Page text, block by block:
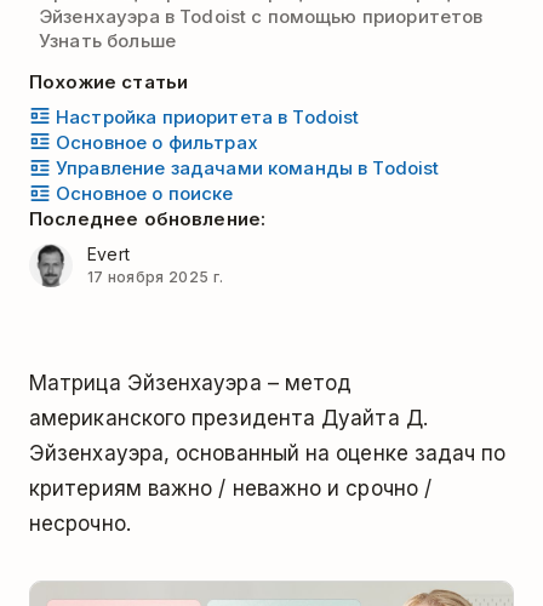
Эйзенхауэра в Todoist с помощью приоритетов
Узнать больше
Похожие статьи
Настройка приоритета в Todoist
Основное о фильтрах
Управление задачами команды в Todoist
Основное о поиске
Последнее обновление:
Evert
17 ноября 2025 г.
Матрица Эйзенхауэра – метод
американского президента Дуайта Д.
Эйзенхауэра, основанный на оценке задач по
критериям важно / неважно и срочно /
несрочно.
Play